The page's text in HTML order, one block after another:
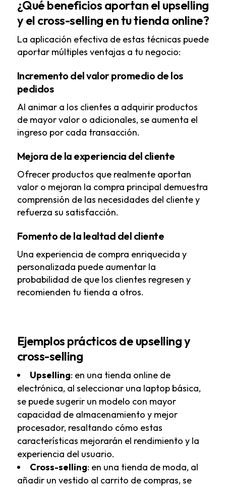
¿Qué beneficios aportan el upselling
y el cross-selling en tu tienda online?
La aplicación efectiva de estas técnicas puede
aportar múltiples ventajas a tu negocio:
Incremento del valor promedio de los
pedidos
Al animar a los clientes a adquirir productos
de mayor valor o adicionales, se aumenta el
ingreso por cada transacción.
Mejora de la experiencia del cliente
Ofrecer productos que realmente aportan
valor o mejoran la compra principal demuestra
comprensión de las necesidades del cliente y
refuerza su satisfacción.
Fomento de la lealtad del cliente
Una experiencia de compra enriquecida y
personalizada puede aumentar la
probabilidad de que los clientes regresen y
recomienden tu tienda a otros.
Ejemplos prácticos de upselling y
cross-selling
Upselling: en una tienda online de
electrónica, al seleccionar una laptop básica,
se puede sugerir un modelo con mayor
capacidad de almacenamiento y mejor
procesador, resaltando cómo estas
características mejorarán el rendimiento y la
experiencia del usuario.
Cross-selling: en una tienda de moda, al
añadir un vestido al carrito de compras, se